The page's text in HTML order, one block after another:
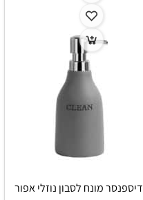
דיספנסר מונח לסבון נוזלי אפור